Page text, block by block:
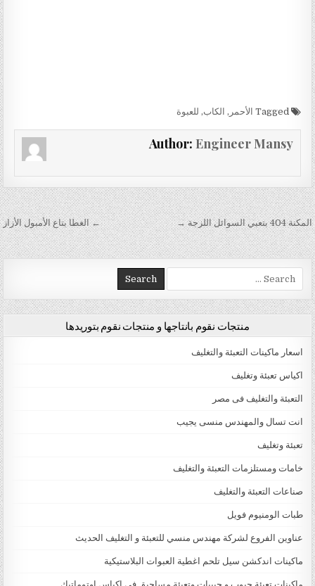
Tagged الأحمر , الكاب, للعبوة
Author: Engineer Mansy
تصفّح المقالات ← الغطا بتاع الأمبول الأزاز المكنة 404 بتعبي السوائل اللزجة →
Search for:
منتجات نقوم بانتاجها و منتجات نقوم بتوريدها
اسعار ماكينات التعبئة والتغليف
اكياس تعبئة وتغليف
التعبئة والتغليف فى مصر
انت تسال والمهندس منسى يجيب
تعبئة وتغليف
خامات ومستلزمات التعبئة والتغليف
صناعات التعبئة والتغليف
طبات الومنيوم فويل
عناوين الفروع لشركة مهندس منسي للتعبئة و التغليف الحديث
ماكينات اندكشن سيل تلحم اغطية العبوات البلاستيكية